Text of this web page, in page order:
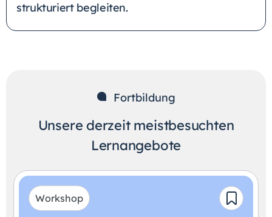
strukturiert begleiten.
Fortbildung
Unsere derzeit meistbesuchten
Lernangebote
Workshop